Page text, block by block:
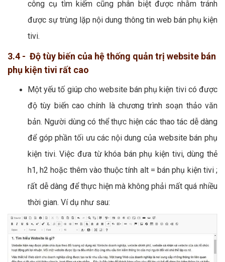
công cụ tìm kiếm cũng phân biệt được nhằm tránh
được sự trùng lặp nội dung thông tin web bán phụ kiện
tivi.
3.4 - Độ tùy biến của hệ thống quản trị website bán
phụ kiện tivi rất cao
Một yếu tố giúp cho website bán phụ kiện tivi có được
độ tùy biến cao chính là chương trình soạn thảo văn
bản. Người dùng có thể thực hiện các thao tác dễ dàng
để góp phần tối ưu các nội dung của website bán phụ
kiện tivi. Việc đưa từ khóa bán phụ kiện tivi, dùng thẻ
h1, h2 hoặc thêm vào thuộc tính alt = bán phụ kiện tivi ;
rất dễ dàng để thực hiện mà không phải mất quá nhiều
thời gian. Ví dụ như sau: